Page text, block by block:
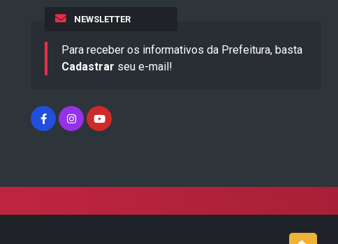
NEWSLETTER
Para receber os informativos da Prefeitura, basta
Cadastrar seu e-mail!